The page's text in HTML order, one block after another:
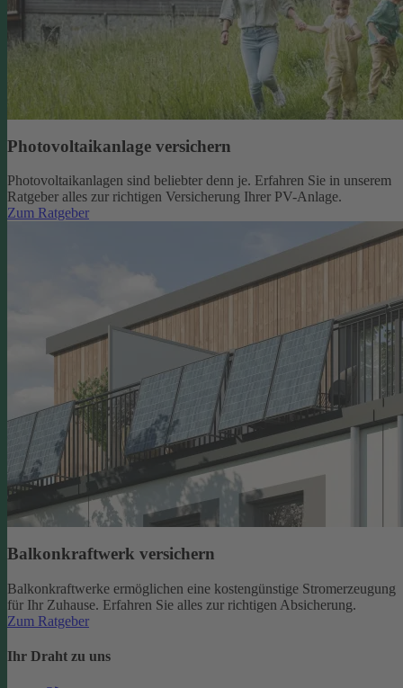
Photovoltaikanlage versichern
Photovoltaikanlagen sind beliebter denn je. Erfahren Sie in unserem
Ratgeber alles zur richtigen Versicherung Ihrer PV-Anlage.
Zum Ratgeber
Balkonkraftwerk versichern
Balkonkraftwerke ermöglichen eine kostengünstige Stromerzeugung
für Ihr Zuhause. Erfahren Sie alles zur richtigen Absicherung.
Zum Ratgeber
Ihr Draht zu uns